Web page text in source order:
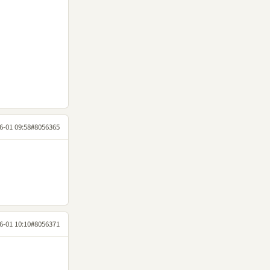
01 09:58#8056365
01 10:10#8056371